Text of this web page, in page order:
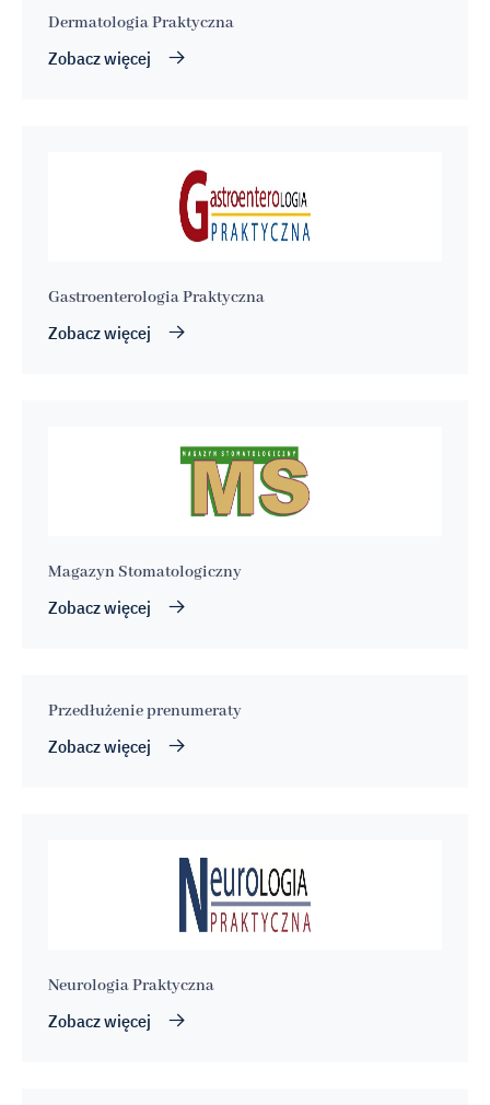
Dermatologia Praktyczna
Zobacz więcej
Gastroenterologia Praktyczna
Zobacz więcej
Magazyn Stomatologiczny
Zobacz więcej
Przedłużenie prenumeraty
Zobacz więcej
Neurologia Praktyczna
Zobacz więcej